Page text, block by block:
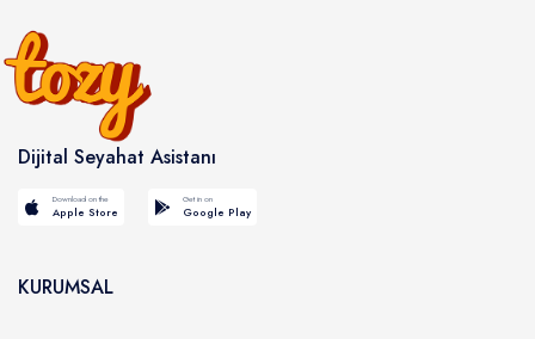
Dijital Seyahat Asistanı
Download on the
Apple Store
Get in on
Google Play
KURUMSAL